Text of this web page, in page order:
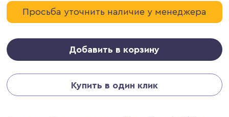
Просьба уточнить наличие у менеджера
Добавить в корзину
Купить в один клик